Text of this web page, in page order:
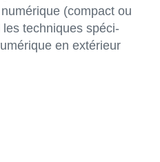
(compact ou
techniques spéci-
en extérieur